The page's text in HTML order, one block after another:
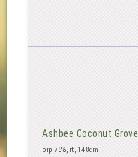
Ashbee Coconut Grove
brp 75%, rt, 148cm